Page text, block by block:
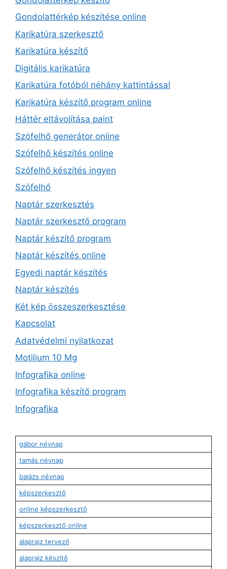
Gondolattérkép készítése online
Karikatúra szerkesztő
Karikatúra készítő
Digitális karikatúra
Karikatúra fotóból néhány kattintással
Karikatúra készítő program online
Háttér eltávolítása paint
Szófelhő generátor online
Szófelhő készítés online
Szófelhő készítés ingyen
Szófelhő
Naptár szerkesztés
Naptár szerkesztő program
Naptár készítő program
Naptár készítés online
Egyedi naptár készítés
Naptár készítés
Két kép összeszerkesztése
Kapcsolat
Adatvédelmi nyilatkozat
Motilium 10 Mg
Infografika online
Infografika készítő program
Infografika
gábor névnap
tamás névnap
balázs névnap
képszerkesztő
online képszerkesztő
képszerkesztő online
alaprajz tervező
alaprajz készítő